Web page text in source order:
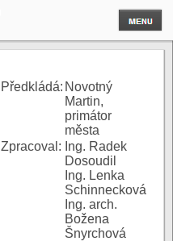
Předkládá: Novotný
Martin,
primátor
města
Zpracoval: Ing. Radek
Dosoudil
Ing. Lenka
Schinnecková
Ing. arch.
Božena
Šnyrchová